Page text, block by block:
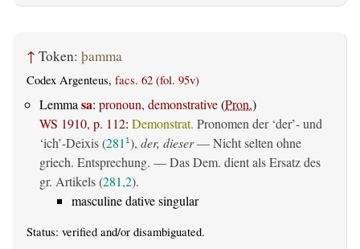
↑ Token: þamma
Codex Argenteus, facs. 62 (fol. 95v)
Lemma sa: pronoun, demonstrative(Pron.)
WS 1910, p. 112: Demonstrat. Pronomen der ‘der’- und
‘ich’-Deixis (281 1), der, dieser— Nicht selten ohne
griech. Entsprechung. — Das Dem. dient als Ersatz des
gr. Artikels (281,2).
masculine dative singular
Status: verified and/or disambiguated.